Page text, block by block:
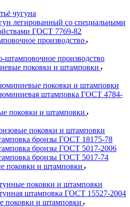
чугуна
легированный со специальными
ГОСТ 7769-82
производство
штамповочное производство
поковки и штамповки
поковки и штамповки
штамповка ГОСТ 4784-
поковки и штамповки
поковки и штамповки
бронзы ГОСТ 18175-78
бронзы ГОСТ 5017-2006
бронзы ГОСТ 5017-74
поковки и штамповки
поковки и штамповки
штамповка ГОСТ 15527-2004
поковки и штамповки